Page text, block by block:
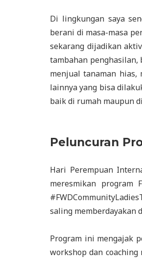
Di lingkungan saya
berani di masa-masa
sekarang dijadikan
tambahan penghasilan,
menjual tanaman hias,
lainnya yang bisa
baik di rumah maupun
Peluncuran
Hari Perempuan
meresmikan program
saling memberdayakan
Program ini mengajak
workshop dan